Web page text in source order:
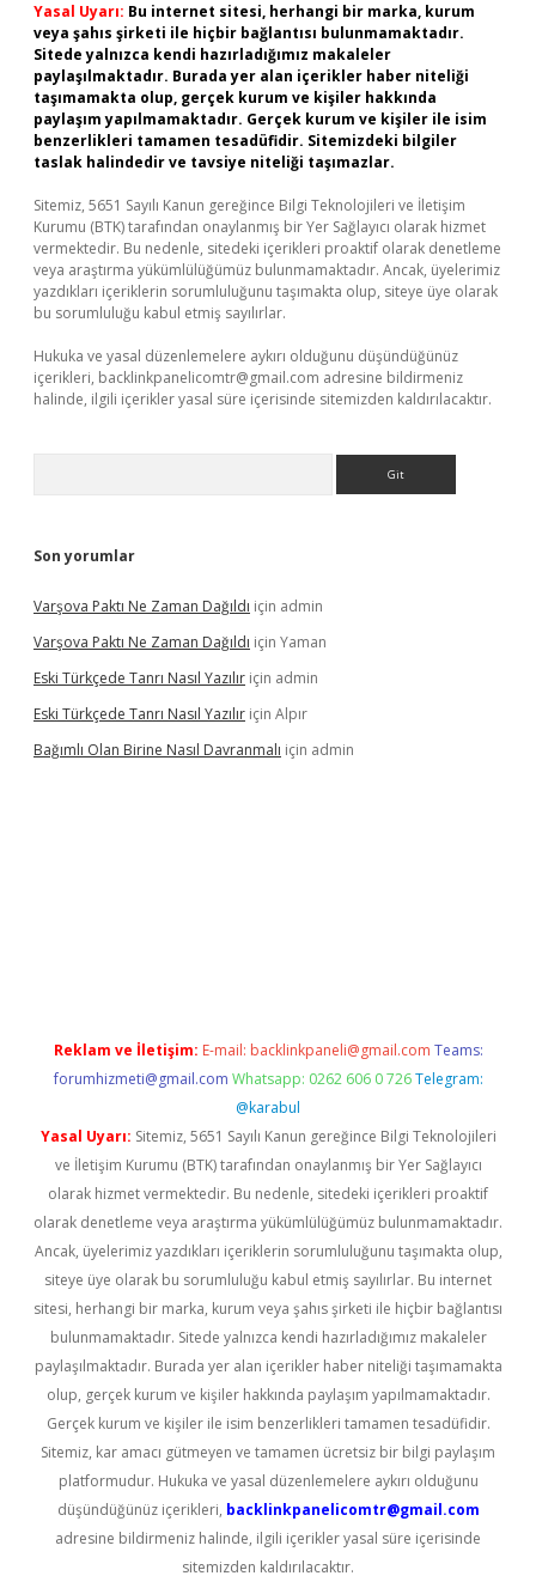
Yasal Uyarı: Bu internet sitesi, herhangi bir marka, kurum
veya şahıs şirketi ile hiçbir bağlantısı bulunmamaktadır.
Sitede yalnızca kendi hazırladığımız makaleler
paylaşılmaktadır. Burada yer alan içerikler haber niteliği
taşımamakta olup, gerçek kurum ve kişiler hakkında
paylaşım yapılmamaktadır. Gerçek kurum ve kişiler ile isim
benzerlikleri tamamen tesadüfidir. Sitemizdeki bilgiler
taslak halindedir ve tavsiye niteliği taşımazlar.
Sitemiz, 5651 Sayılı Kanun gereğince Bilgi Teknolojileri ve İletişim
Kurumu (BTK) tarafından onaylanmış bir Yer Sağlayıcı olarak hizmet
vermektedir. Bu nedenle, sitedeki içerikleri proaktif olarak denetleme
veya araştırma yükümlülüğümüz bulunmamaktadır. Ancak, üyelerimiz
yazdıkları içeriklerin sorumluluğunu taşımakta olup, siteye üye olarak
bu sorumluluğu kabul etmiş sayılırlar.
Hukuka ve yasal düzenlemelere aykırı olduğunu düşündüğünüz
içerikleri, backlinkpanelicomtr@gmail.com adresine bildirmeniz
halinde, ilgili içerikler yasal süre içerisinde sitemizden kaldırılacaktır.
Son yorumlar
Varşova Paktı Ne Zaman Dağıldı için admin
Varşova Paktı Ne Zaman Dağıldı için Yaman
Eski Türkçede Tanrı Nasıl Yazılır için admin
Eski Türkçede Tanrı Nasıl Yazılır için Alpır
Bağımlı Olan Birine Nasıl Davranmalı için admin
Reklam ve İletişim: E-mail: backlinkpaneli@gmail.com Teams:
forumhizmeti@gmail.com Whatsapp: 0262 606 0 726 Telegram:
@karabul
Yasal Uyarı: Sitemiz, 5651 Sayılı Kanun gereğince Bilgi Teknolojileri
ve İletişim Kurumu (BTK) tarafından onaylanmış bir Yer Sağlayıcı
olarak hizmet vermektedir. Bu nedenle, sitedeki içerikleri proaktif
olarak denetleme veya araştırma yükümlülüğümüz bulunmamaktadır.
Ancak, üyelerimiz yazdıkları içeriklerin sorumluluğunu taşımakta olup,
siteye üye olarak bu sorumluluğu kabul etmiş sayılırlar. Bu internet
sitesi, herhangi bir marka, kurum veya şahıs şirketi ile hiçbir bağlantısı
bulunmamaktadır. Sitede yalnızca kendi hazırladığımız makaleler
paylaşılmaktadır. Burada yer alan içerikler haber niteliği taşımamakta
olup, gerçek kurum ve kişiler hakkında paylaşım yapılmamaktadır.
Gerçek kurum ve kişiler ile isim benzerlikleri tamamen tesadüfidir.
Sitemiz, kar amacı gütmeyen ve tamamen ücretsiz bir bilgi paylaşım
platformudur. Hukuka ve yasal düzenlemelere aykırı olduğunu
düşündüğünüz içerikleri, backlinkpanelicomtr@gmail.com
adresine bildirmeniz halinde, ilgili içerikler yasal süre içerisinde
sitemizden kaldırılacaktır.